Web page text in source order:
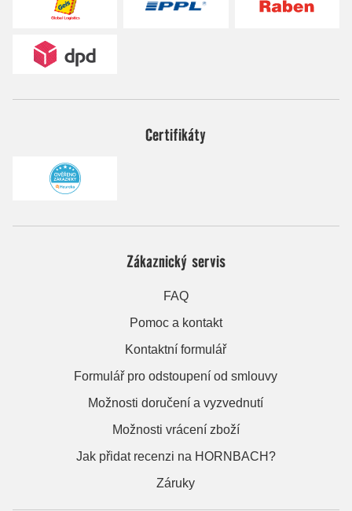
Certifikáty
Zákaznický servis
FAQ
Pomoc a kontakt
Kontaktní formulář
Formulář pro odstoupení od smlouvy
Možnosti doručení a vyzvednutí
Možnosti vrácení zboží
Jak přidat recenzi na HORNBACH?
Záruky